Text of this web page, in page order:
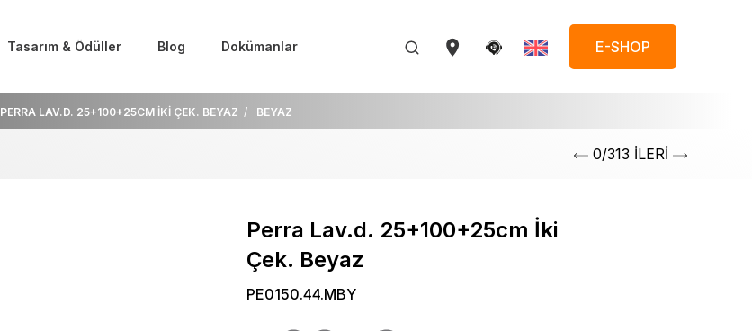
Tasarım & Ödüller Blog Dokümanlar E-SHOP
PERRA LAV.D. 25+100+25CM İKİ ÇEK. BEYAZ BEYAZ
0/313 İLERİ
Perra Lav.d. 25+100+25cm İki
Çek. Beyaz
PE0150.44.MBY